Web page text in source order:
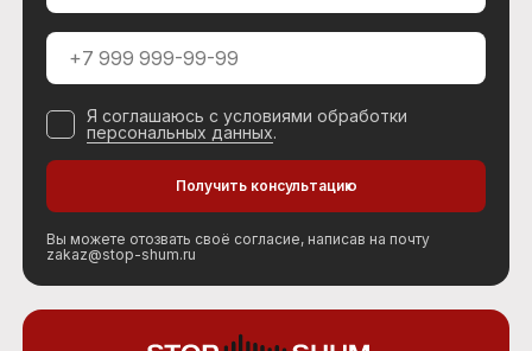
Я соглашаюсь с условиями обработки
персональных данных.
Вы можете отозвать своё согласие, написав на почту
zakaz@stop-shum.ru